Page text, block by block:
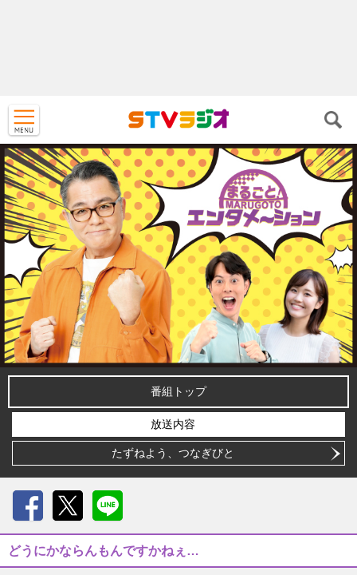
番組トップ
放送内容
たずねよう、つなぎびと
どうにかならんもんですかねぇ…